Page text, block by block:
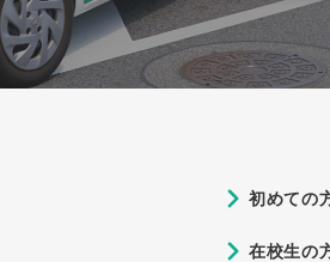
マニュアル)どちらで免許を取るべ
安全運転！知っておくべき公道で
初めての
在校生の